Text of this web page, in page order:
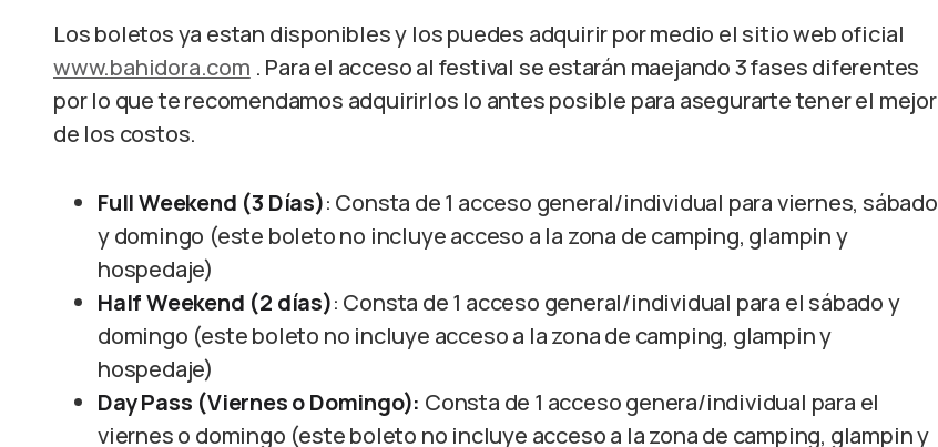
Los boletos ya estan disponibles y los puedes adquirir por medio el sitio web oficial
www.bahidora.com . Para el acceso al festival se estarán maejando 3 fases diferentes
por lo que te recomendamos adquirirlos lo antes posible para asegurarte tener el mejor
de los costos.
Full Weekend (3 Días): Consta de 1 acceso general/individual para viernes, sábado
y domingo (este boleto no incluye acceso a la zona de camping, glampin y
hospedaje)
Half Weekend (2 días): Consta de 1 acceso general/individual para el sábado y
domingo (este boleto no incluye acceso a la zona de camping, glampin y
hospedaje)
Day Pass (Viernes o Domingo): Consta de 1 acceso genera/individual para el
viernes o domingo (este boleto no incluye acceso a la zona de camping, glampin y